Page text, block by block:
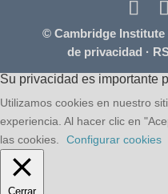
© Cambridge Institute
de privacidad ·
Su privacidad es importante
Utilizamos cookies en nuestro
experiencia. Al hacer clic en
las cookies.
Configurar cookies
Cerrar